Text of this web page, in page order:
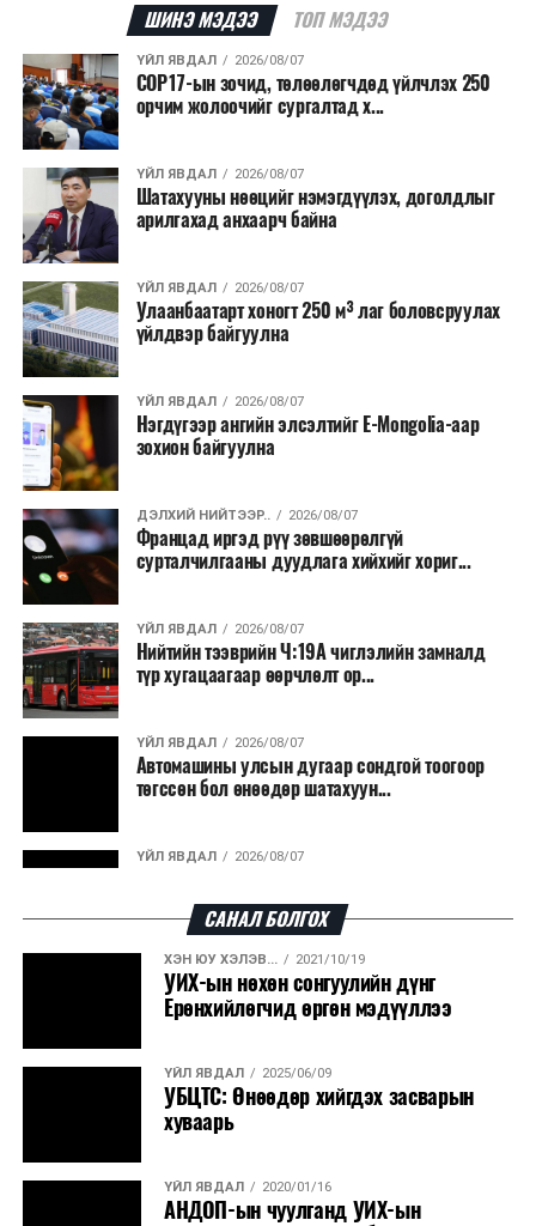
шалтгааныг үргэлжлүүлэн тогтоож байгаа бөгөөд
аянгын улмаас үүсээгүй гэж үзэж байгаа аж.
Одоогоор АНУ даяар 13 мужид 90 гаруй томоохон ой,
хээрийн түймэр идэвхтэй үргэлжилж байгаагийн
талаас илүү нь Орегон болон Вашингтон мужид
бүртгэгдсэн байна. Цаг уурын байгууллагууд ойрын
өдрүүдэд агаарын температур дахин огцом
нэмэгдэж, хуурайшилт эрчимжих төлөвтэй байгааг
анхааруулсан бөгөөд энэ нь гал унтраах ажиллагаанд
шинэ сорилт учруулж болзошгүйг онцолжээ.
ШИНЭ МЭДЭЭ ТОП МЭДЭЭ
ҮЙЛ ЯВДАЛ 2026/08/07
COP17-ын зочид, төлөөлөгчдөд үйлчлэх 250
орчим жолоочийг сургалтад х...
ҮЙЛ ЯВДАЛ 2026/08/07
Шатахууны нөөцийг нэмэгдүүлэх, доголдлыг
арилгахад анхаарч байна
ҮЙЛ ЯВДАЛ 2026/08/07
Улаанбаатарт хоногт 250 м³ лаг боловсруулах
үйлдвэр байгуулна
ҮЙЛ ЯВДАЛ 2026/08/07
Нэгдүгээр ангийн элсэлтийг E-Mongolia-аар
зохион байгуулна
ДЭЛХИЙ НИЙТЭЭР.. 2026/08/07
Францад иргэд рүү зөвшөөрөлгүй
сурталчилгааны дуудлага хийхийг хориг...
ҮЙЛ ЯВДАЛ 2026/08/07
Нийтийн тээврийн Ч:19А чиглэлийн замналд
түр хугацаагаар өөрчлөлт ор...
ҮЙЛ ЯВДАЛ 2026/08/07
Автомашины улсын дугаар сондгой тоогоор
төгссөн бол өнөөдөр шатахуун...
ҮЙЛ ЯВДАЛ 2026/08/07
ДЭЛХИЙ НИЙТЭЭР.. 2026/08/06
“Уралдронзавод” компанийн ерөнхий
захирлын автомашиныг дэлбэлжээ...
ҮЙЛ ЯВДАЛ 2026/08/06
Сүхбаатар боомтоор тав хоногт 10 мянга гаруй
тонн АИ-92 автобензин и...
ДЭЛХИЙ НИЙТЭЭР.. 2026/08/06
Вашингтон мужийн ой хээрийн түймрийг
САНАЛ БОЛГОХ
ХЭН ЮУ ХЭЛЭВ... 2021/10/19
УИХ-ын нөхөн сонгуулийн дүнг
Ерөнхийлөгчид өргөн мэдүүллээ
ҮЙЛ ЯВДАЛ 2025/06/09
УБЦТС: Өнөөдөр хийгдэх засварын
хуваарь
ҮЙЛ ЯВДАЛ 2020/01/16
АНДОП-ын чуулганд УИХ-ын